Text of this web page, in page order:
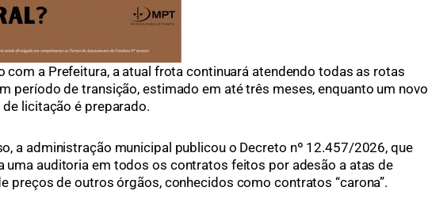
com a Prefeitura, a atual frota continuará atendendo todas as rotas
período de transição, estimado em até três meses, enquanto um novo
licitação é preparado.
a administração municipal publicou o Decreto nº 12.457/2026, que
uma auditoria em todos os contratos feitos por adesão a atas de
preços de outros órgãos, conhecidos como contratos “carona”.